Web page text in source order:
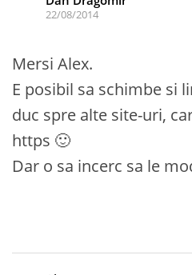
22/08/2014
Mersi Alex.
E posibil sa schimbe si
duc spre alte site-uri,
https 🙂
Dar o sa incerc sa le